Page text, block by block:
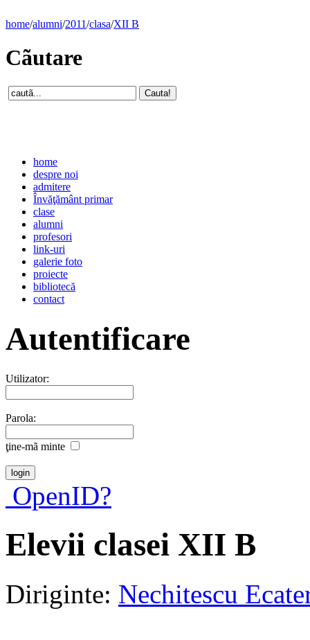
home/alumni/2011/clasa/XII B
Cãutare
home
despre noi
admitere
Învăţământ primar
clase
alumni
profesori
link-uri
galerie foto
proiecte
bibliotecă
contact
Autentificare
Utilizator:
Parola:
ţine-mã minte
OpenID?
Elevii clasei XII B
Diriginte: Nechitescu